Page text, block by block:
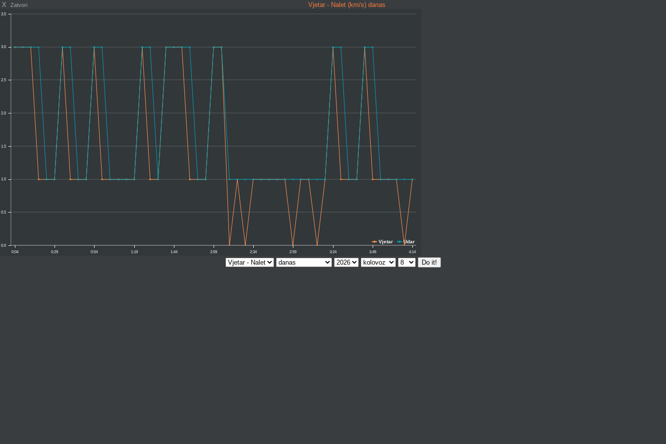
X Zatvori Vjetar - Nalet (km/s) danas